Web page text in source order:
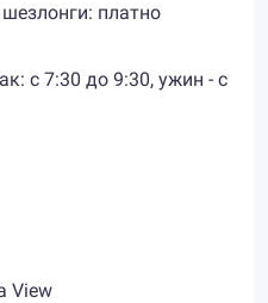
платно
с 7:30 до 9:30, ужин - с
View